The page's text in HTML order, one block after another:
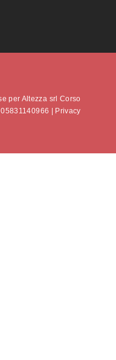
per Altezza srl Corso
|
Privacy